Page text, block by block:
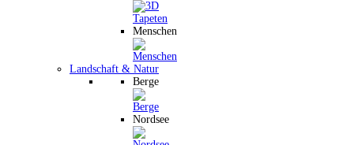
Menschen
Landschaft & Natur
Berge
Nordsee